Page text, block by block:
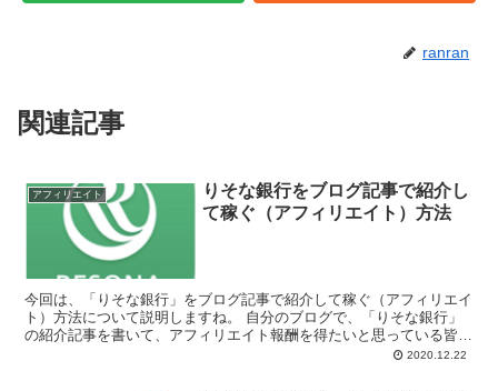
ranran
関連記事
アフィリエイト
りそな銀行をブログ記事で紹介し
て稼ぐ（アフィリエイト）方法
今回は、「りそな銀行」をブログ記事で紹介して稼ぐ（アフィリエイ
ト）方法について説明しますね。 自分のブログで、「りそな銀行」
の紹介記事を書いて、アフィリエイト報酬を得たいと思っている皆
2020.12.22